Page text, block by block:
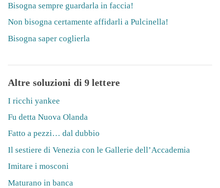
Bisogna sempre guardarla in faccia!
Non bisogna certamente affidarli a Pulcinella!
Bisogna saper coglierla
Altre soluzioni di 9 lettere
I ricchi yankee
Fu detta Nuova Olanda
Fatto a pezzi… dal dubbio
Il sestiere di Venezia con le Gallerie dell’Accademia
Imitare i mosconi
Maturano in banca